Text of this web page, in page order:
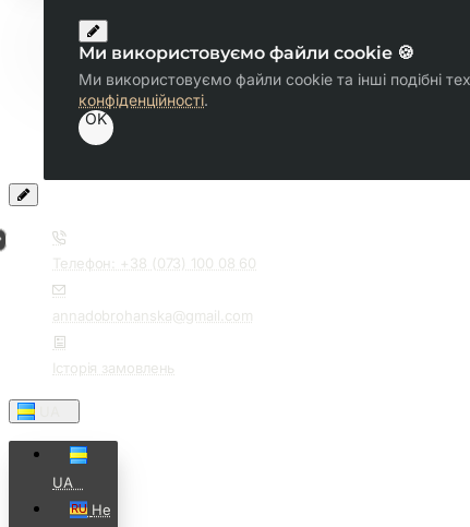
Ми використовуємо файли cookie 🍪
Ми використовуємо файли cookie та інші подібні
конфіденційності.
OK
Телефон: +38 (073) 100 08 60
annadobrohanska@gmail.com
Історія замовлень
UA⠀
Не